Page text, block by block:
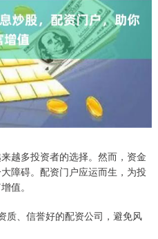
越多投资者的选择。然而，资金
障碍。配资门户应运而生，为投
值。
质、信誉好的配资公司，避免风